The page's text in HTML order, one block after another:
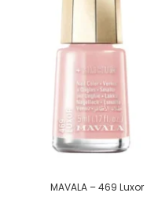
MAVALA – 469 Luxor